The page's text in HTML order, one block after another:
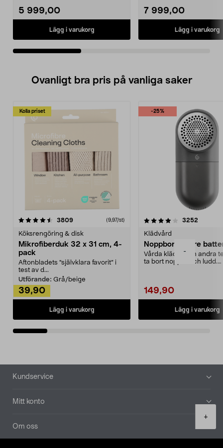
-
+
5 999,00
Lägg i varukorg
7 999,00
Lägg i varukorg
Ovanligt bra pris på vanliga saker
Kolla priset
3809recensioner (9,97/st)
Köksrengöring & disk
Mikrofiberduk 32 x 31 cm, 4-
pack
Aftonbladets "självklara favorit” i
test av d...
Utförande: Grå/beige
39,90
Lägg i varukorg
-25%
4.0av 5 stjärnor 3252
Klädvård
Noppborttagare
Vårda kläder och andra
ta bort noppor och ludd.
149,90
Lägg i varukorg
4.5av 5 stjärnor
Sidfot
Kundservice
Mitt konto
Om oss